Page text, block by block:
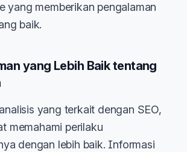
yang memberikan pengalaman
baik.
yang Lebih Baik tentang
yang terkait dengan SEO,
memahami perilaku
dengan lebih baik. Informasi